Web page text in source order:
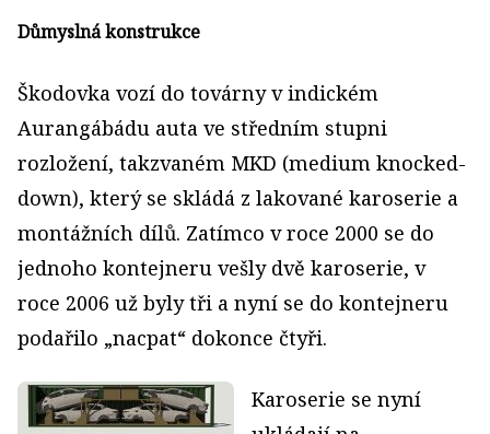
Důmyslná konstrukce
Škodovka vozí do továrny v indickém
Aurangábádu auta ve středním stupni
rozložení, takzvaném MKD (medium knocked-
down), který se skládá z lakované karoserie a
montážních dílů. Zatímco v roce 2000 se do
jednoho kontejneru vešly dvě karoserie, v
roce 2006 už byly tři a nyní se do kontejneru
podařilo „nacpat“ dokonce čtyři.
Karoserie se nyní